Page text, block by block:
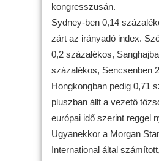
kongresszusán.
Sydney-ben 0,14
zárt az irányadó index.
0,2 százalékos,
százalékos, Sencsenben
Hongkongban pedig 0,71
pluszban állt a vezető
európai idő szerint reggel
Ugyanekkor a Morgan
International által